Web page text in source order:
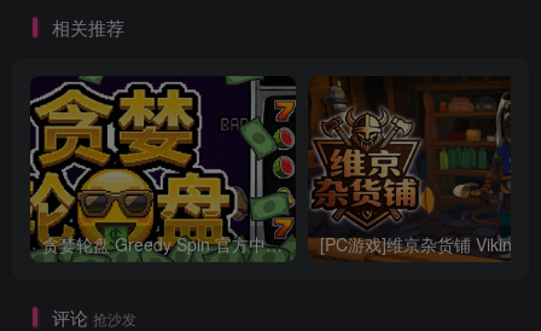
相关推荐
贪婪轮盘 Greedy Spin 官方中文Build.24493828
评论 抢沙发